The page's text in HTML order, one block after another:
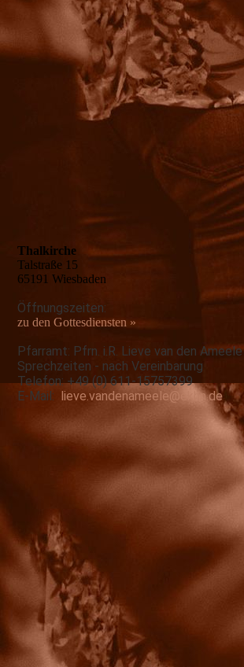
Thalkirche
Talstraße 15
65191 Wiesbaden
Öffnungszeiten:
zu den Gottesdiensten »
Pfarramt: Pfrn. i.R. Lieve van den Ameele
Sprechzeiten - nach Vereinbarung
Telefon: +49 (0) 611-15757399
E-Mail: lieve.vandenameele@ekhn.de